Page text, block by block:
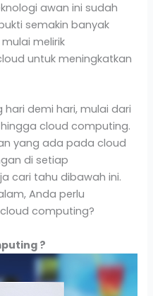
awan ini sudah
semakin banyak
melirik
untuk meningkatkan
demi hari, mulai dari
cloud computing.
yang ada pada cloud
di setiap
cari tahu dibawah ini.
Anda perlu
computing?
?